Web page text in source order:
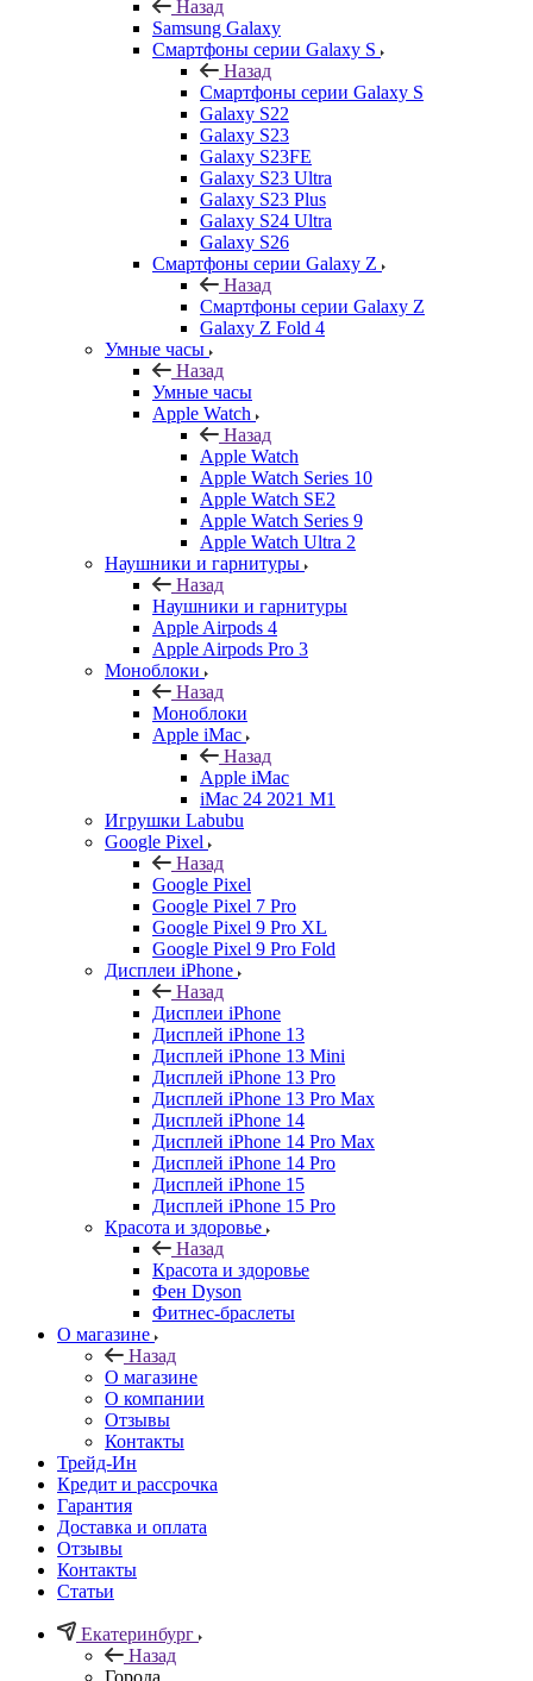
Назад
Samsung Galaxy
Смартфоны серии Galaxy S
Назад
Смартфоны серии Galaxy S
Galaxy S22
Galaxy S23
Galaxy S23FE
Galaxy S23 Ultra
Galaxy S23 Plus
Galaxy S24 Ultra
Galaxy S26
Смартфоны серии Galaxy Z
Назад
Смартфоны серии Galaxy Z
Galaxy Z Fold 4
Умные часы
Назад
Умные часы
Apple Watch
Назад
Apple Watch
Apple Watch Series 10
Apple Watch SE2
Apple Watch Series 9
Apple Watch Ultra 2
Наушники и гарнитуры
Назад
Наушники и гарнитуры
Apple Airpods 4
Apple Airpods Pro 3
Моноблоки
Назад
Моноблоки
Apple iMac
Назад
Apple iMac
iMac 24 2021 M1
Игрушки Labubu
Google Pixel
Назад
Google Pixel
Google Pixel 7 Pro
Google Pixel 9 Pro XL
Google Pixel 9 Pro Fold
Дисплеи iPhone
Назад
Дисплеи iPhone
Дисплей iPhone 13
Дисплей iPhone 13 Mini
Дисплей iPhone 13 Pro
Дисплей iPhone 13 Pro Max
Дисплей iPhone 14
Дисплей iPhone 14 Pro Max
Дисплей iPhone 14 Pro
Дисплей iPhone 15
Дисплей iPhone 15 Pro
Красота и здоровье
Назад
Красота и здоровье
Фен Dyson
Фитнес-браслеты
О магазине
Назад
О магазине
О компании
Отзывы
Контакты
Трейд-Ин
Кредит и рассрочка
Гарантия
Доставка и оплата
Отзывы
Контакты
Статьи
Екатеринбург
Назад
Города